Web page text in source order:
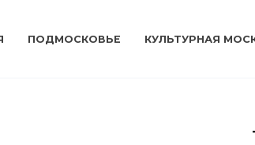
ПОДМОСКОВЬЕ КУЛЬТУРНАЯ